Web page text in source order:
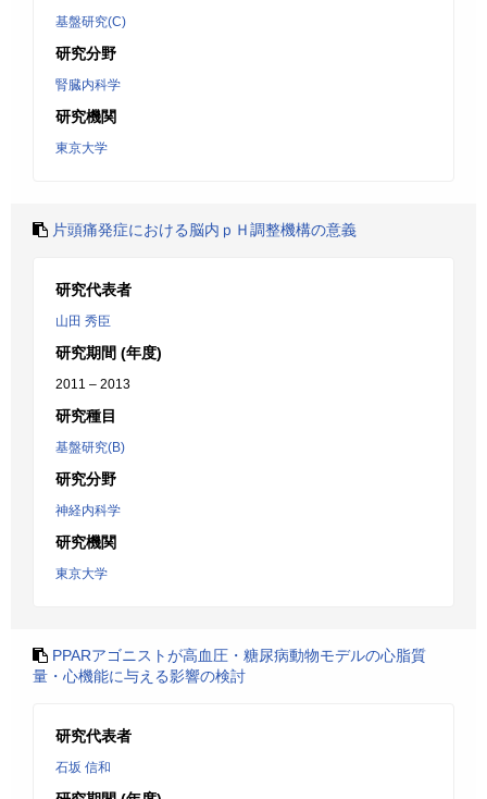
基盤研究(C)
研究分野
腎臓内科学
研究機関
東京大学
片頭痛発症における脳内ｐＨ調整機構の意義
研究代表者
山田 秀臣
研究期間 (年度)
2011 – 2013
研究種目
基盤研究(B)
研究分野
神経内科学
研究機関
東京大学
PPARアゴニストが高血圧・糖尿病動物モデルの心脂質
量・心機能に与える影響の検討
研究代表者
石坂 信和